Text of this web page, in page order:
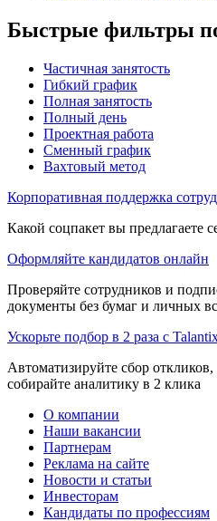
Быстрые фильтры
Частичная занятость
Гибкий график
Полная занятость
Полный день
Проектная работа
Сменный график
Вахтовый метод
Корпоративная поддержка
Какой соцпакет вы предлагаете
Оформляйте кандидатов онлайн
Проверяйте сотрудников и
документы без бумаг и личных
Ускорьте подбор в 2 раза с
Автоматизируйте сбор откликов,
собирайте аналитику в 2 клика
О компании
Наши вакансии
Партнерам
Реклама на сайте
Новости и статьи
Инвесторам
Кандидаты по профессиям